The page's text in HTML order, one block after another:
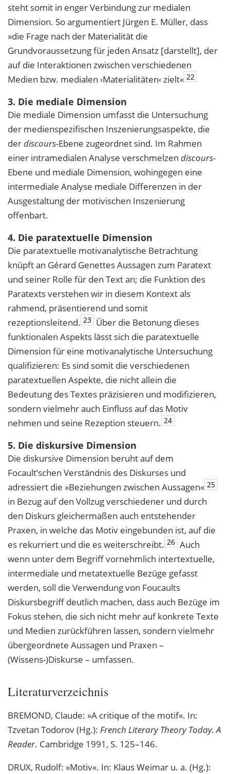
steht somit in enger Verbindung zur medialen
Dimension. So argumentiert Jürgen E. Müller, dass
»die Frage nach der Materialität die
Grundvoraussetzung für jeden Ansatz [darstellt], der
auf die Interaktionen zwischen verschiedenen
Medien bzw. medialen ›Materialitäten‹ zielt« 22
3. Die mediale Dimension
Die mediale Dimension umfasst die Untersuchung
der medienspezifischen Inszenierungsaspekte, die
derdiscours-Ebene zugeordnet sind. Im Rahmen
einer intramedialen Analyse verschmelzen discours-
Ebene und mediale Dimension, wohingegen eine
intermediale Analyse mediale Differenzen in der
Ausgestaltung der motivischen Inszenierung
offenbart.
4. Die paratextuelle Dimension
Die paratextuelle motivanalytische Betrachtung
knüpft an Gérard Genettes Aussagen zum Paratext
und seiner Rolle für den Text an; die Funktion des
Paratexts verstehen wir in diesem Kontext als
rahmend, präsentierend und somit
rezeptionsleitend. 23 Über die Betonung dieses
funktionalen Aspekts lässt sich die paratextuelle
Dimension für eine motivanalytische Untersuchung
qualifizieren: Es sind somit die verschiedenen
paratextuellen Aspekte, die nicht allein die
Bedeutung des Textes präzisieren und modifizieren,
sondern vielmehr auch Einfluss auf das Motiv
nehmen und seine Rezeption steuern. 24
5. Die diskursive Dimension
Die diskursive Dimension beruht auf dem
Focault’schen Verständnis des Diskurses und
adressiert die »Beziehungen zwischen Aussagen« 25
in Bezug auf den Vollzug verschiedener und durch
den Diskurs gleichermaßen auch entstehender
Praxen, in welche das Motiv eingebunden ist, auf die
es rekurriert und die es weiterschreibt. 26 Auch
wenn unter dem Begriff vornehmlich intertextuelle,
intermediale und metatextuelle Bezüge gefasst
werden, soll die Verwendung von Foucaults
Diskursbegriff deutlich machen, dass auch Bezüge im
Fokus stehen, die sich nicht mehr auf konkrete Texte
und Medien zurückführen lassen, sondern vielmehr
übergeordnete Aussagen und Praxen –
(Wissens-)Diskurse – umfassen.
Literaturverzeichnis
BREMOND, Claude: »A critique of the motif«. In:
Tzvetan Todorov (Hg.): French Literary Theory Today. A
Reader. Cambridge 1991, S. 125–146.
DRUX, Rudolf: »Motiv«. In: Klaus Weimar u. a. (Hg.):